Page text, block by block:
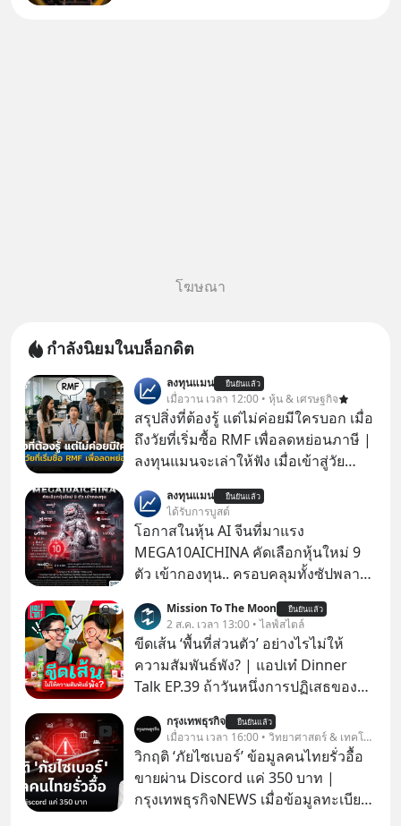
โฆษณา
กำลังนิยมในบล็อกดิต
ลงทุนแมน ยืนยันแล้ว
เมื่อวาน เวลา 12:00 • หุ้น & เศรษฐกิจ
สรุปสิ่งที่ต้องรู้ แต่ไม่ค่อยมีใครบอก เมื่อ
ถึงวัยที่เริ่มซื้อ RMF เพื่อลดหย่อนภาษี |
ลงทุนแมนจะเล่าให้ฟัง เมื่อเข้าสู่วัย
ภาษี หลายคนมักได้รับคำแนะนำให้
ลงทุนใน RMF เพราะนอกจากจะช่วยลด
หย่อนภาษีได้แล้ว ยังเป็นโอกาสในการ
สร้างความมั่งคั่งระยะยาว แต่น้อยคน
นักที่จะลงลึกว่า ถ้าลงทุนใน RMF ควรรู้
อะไรบ้าง ควรดู ตรงไหน ทำอย่างไร ถึง
จะดีกับเรา แล้วเราควรรู้ข้อมูลอะไร
เกี่ยวกับ RMF บ้าง เพื่อให้นำไปใช้ต่อได้
จริง ๆ ลงทุนแมนจะเล่าให้ฟัง
ลงทุนแมน ยืนยันแล้ว
ได้รับการบูสต์
โอกาสในหุ้น AI จีนที่มาแรง
MEGA10AICHINA คัดเลือกหุ้นใหม่ 9
ตัว เข้ากองทุน.. ครอบคลุมทั้งซัปพลาย
โปรโมชัน ลด 50% ค่าธรรมเนียมซื้อ |
ยอด 2 ล้านบาทขึ้นไป ฟรีค่าธรรมเนียม
ซื้อ
Mission To The Moon ยืนยันแล้ว
2 ส.ค. เวลา 13:00 • ไลฟ์สไตล์
ขีดเส้น ‘พื้นที่ส่วนตัว’ อย่างไรไม่ให้
ความสัมพันธ์พัง? | แอปเท๋ Dinner
Talk EP.39 ถ้าวันหนึ่งการปฏิเสธของ
ตั้งกำแพงใส่และมองว่าเราเห็นแก่ตัวทั้ง
ที่เราเองก็ไม่เคยปฏิเสธใครอย่างนี้มา
ก่อน แต่พอตั้งใจจะ ‘สร้างขอบเขต’ เพื่อ
ตัวเองดูสักครั้ง กลับทำให้เกิดรอยร้าว
ในความสัมพันธ์เสียอย่างนั้น โดยราย
กรุงเทพธุรกิจ ยืนยันแล้ว
เมื่อวาน เวลา 16:00 • วิทยาศาสตร์ & เทคโนโลยี
วิกฤติ ‘ภัยไซเบอร์’ ข้อมูลคนไทยรั่วอื้อ
ขายผ่าน Discord แค่ 350 บาท |
กรุงเทพธุรกิจNEWS เมื่อข้อมูลทะเบียน